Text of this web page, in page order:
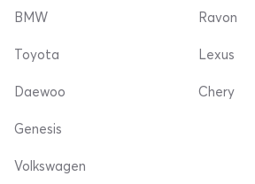
BMW
Toyota
Daewoo
Ravon
Lexus
Chery
Genesis
Volkswagen